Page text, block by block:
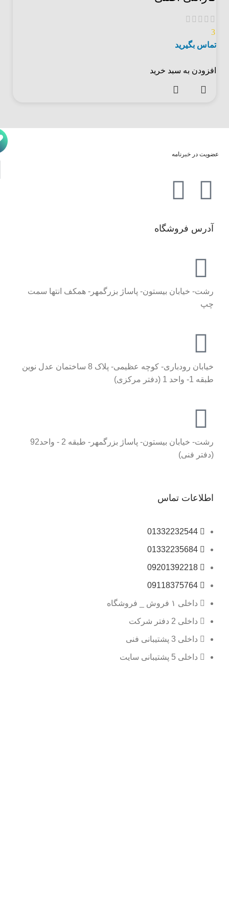
3
تماس بگیرید
افزودن به سبد خرید
عضویت در خبرنامه
آدرس فروشگاه
رشت- خیابان بیستون- پاساژ بزرگمهر- همکف انتها سمت
چپ
خیابان رودباری- کوچه عظیمی- پلاک 8 ساختمان عدل نوین
طبقه 1- واحد 1 (دفتر مرکزی)
رشت- خیابان بیستون- پاساژ بزرگمهر- طبقه 2 - واحد92
(دفتر فنی)
اطلاعات تماس
01332232544
01332235684
09201392218
09118375764
داخلی ۱ فروش _ فروشگاه
داخلی 2 دفتر شرکت
داخلی 3 پشتیبانی فنی
داخلی 5 پشتیبانی سایت